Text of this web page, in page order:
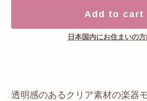
Add to cart
日本国内にお住まいの
透明感のあるクリア素材の楽器